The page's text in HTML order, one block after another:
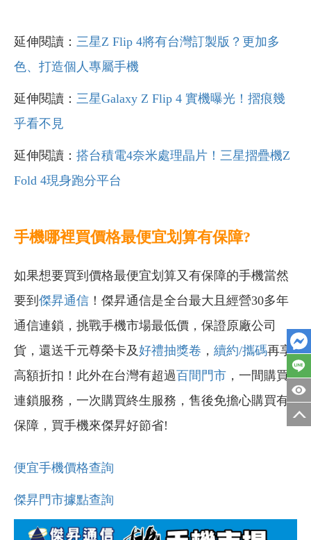
延伸閱讀： 三星Z Flip 4將有台灣訂製版？更加多
色、打造個人專屬手機
延伸閱讀： 三星Galaxy Z Flip 4 實機曝光！摺痕幾
乎看不見
延伸閱讀： 搭台積電4奈米處理晶片！三星摺疊機Z
Fold 4現身跑分平台
手機哪裡買價格最便宜划算有保障?
如果想要買到價格最便宜划算又有保障的手機當然
要到 傑昇通信 ！傑昇通信是全台最大且經營30多年
通信連鎖，挑戰手機市場最低價，保證原廠公司
貨，還送千元尊榮卡及好禮抽獎卷 ， 續約/攜碼再享
高額折扣！此外在台灣有超過百間門市 ，一間購買
連鎖服務，一次購買終生服務，售後免擔心購買有
保障，買手機來傑昇好節省!
便宜手機價格查詢
傑昇門市據點查詢